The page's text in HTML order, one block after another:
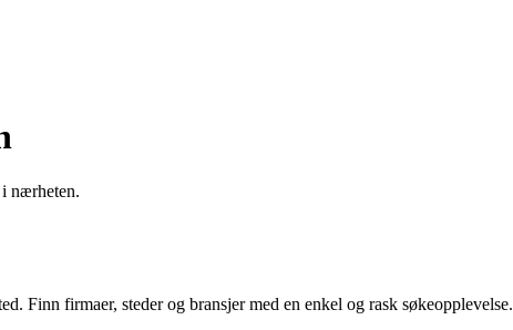
nærheten.
Finn firmaer, steder og bransjer med en enkel og rask søkeopplevelse.